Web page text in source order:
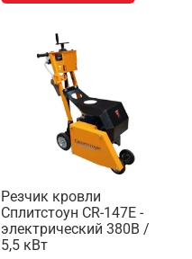
Резчик кровли
Сплитстоун CR-147E -
электрический 380В /
5,5 кВт